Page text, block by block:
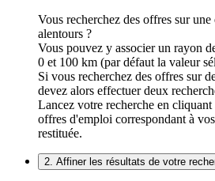
Vous recherchez des offres sur une
alentours ?
Vous pouvez y associer un rayon
0 et 100 km (par défaut la valeur
Si vous recherchez des offres sur
devez alors effectuer deux
Lancez votre recherche en
offres d'emploi correspondant à
restituée.
2. Affiner les résultats de votre